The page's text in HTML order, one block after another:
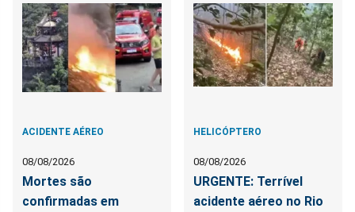
ACIDENTE AÉREO
08/08/2026
Mortes são
confirmadas em
HELICÓPTERO
08/08/2026
URGENTE: Terrível
acidente aéreo no Rio